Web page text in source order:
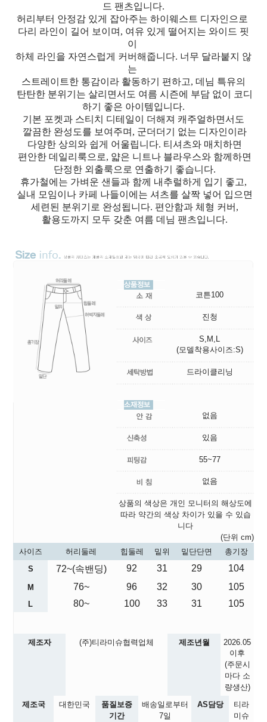
드 팬츠입니다.
허리부터 안정감 있게 잡아주는 하이웨스트 디자인으로
다리 라인이 길어 보이며, 여유 있게 떨어지는 와이드 핏
이
하체 라인을 자연스럽게 커버해줍니다. 너무 달라붙지 않
는
스트레이트한 통감이라 활동하기 편하고, 데님 특유의
탄탄한 분위기는 살리면서도 여름 시즌에 부담 없이 코디
하기 좋은 아이템입니다.
기본 포켓과 스티치 디테일이 더해져 캐주얼하면서도
깔끔한 완성도를 보여주며, 군더더기 없는 디자인이라
다양한 상의와 쉽게 어울립니다. 티셔츠와 매치하면
편안한 데일리룩으로, 얇은 니트나 블라우스와 함께하면
단정한 외출룩으로 연출하기 좋습니다.
휴가철에는 가벼운 샌들과 함께 내추럴하게 입기 좋고,
실내 모임이나 카페 나들이에는 셔츠를 살짝 넣어 입으면
세련된 분위기로 완성됩니다. 편안함과 체형 커버,
활용도까지 모두 갖춘 여름 데님 팬츠입니다.
코튼100
진청
S,M,L
(모델착용사이즈:S)
드라이클리닝
없음
있음
55~77
없음
상품의 색상은 개인 모니터의 해상도에
따라 약간의 색상 차이가 있을 수 있습
니다
(단위 cm)
사이즈
허리둘레 힙둘레 밑위 밑단단면
총기장
S
72~(속밴딩) 92 31 29 104
M 76~ 96 32 30 105
L 80~ 100 33 31 105
제조자 (주)티라미슈협력업체 제조년월
2026.05
이후
(주문시
마다 소
량생산)
제조국
대한민국
품질보증
기간
배송일로부터
7일
AS담당
티라
미슈